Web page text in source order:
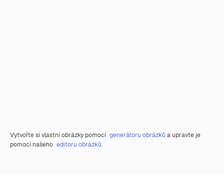
Vytvořte si vlastní obrázky pomocí generátoru obrázků a upravte je
pomocí našeho editoru obrázků.